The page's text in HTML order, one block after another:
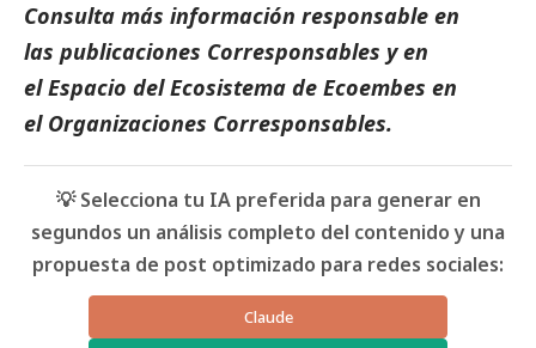
Consulta más información responsable en
las publicaciones Corresponsables y en
elEspacio del Ecosistema de Ecoembes en
el Organizaciones Corresponsables.
💡 Selecciona tu IA preferida para generar en
segundos un análisis completo del contenido y una
propuesta de post optimizado para redes sociales:
Claude